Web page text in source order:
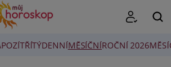
POZÍTŘÍTÝDENNÍMĚSÍČNÍROČNÍ 2026